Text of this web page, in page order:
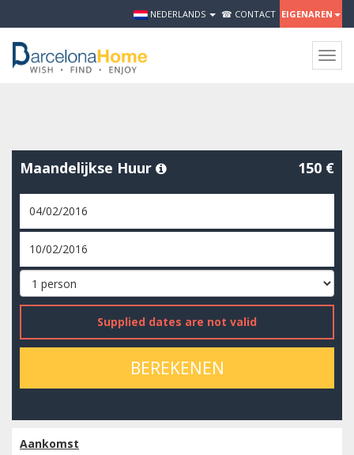
NEDERLANDS ☎ CONTACT EIGENAREN
Maandelijkse Huur 150 €
Supplied dates are not valid
BEREKENEN
Aankomst